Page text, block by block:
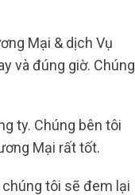
Mại & dịch Vụ
và đúng giờ. Chúng
ty. Chúng bên tôi
Mại rất tốt.
tôi sẽ đem lại